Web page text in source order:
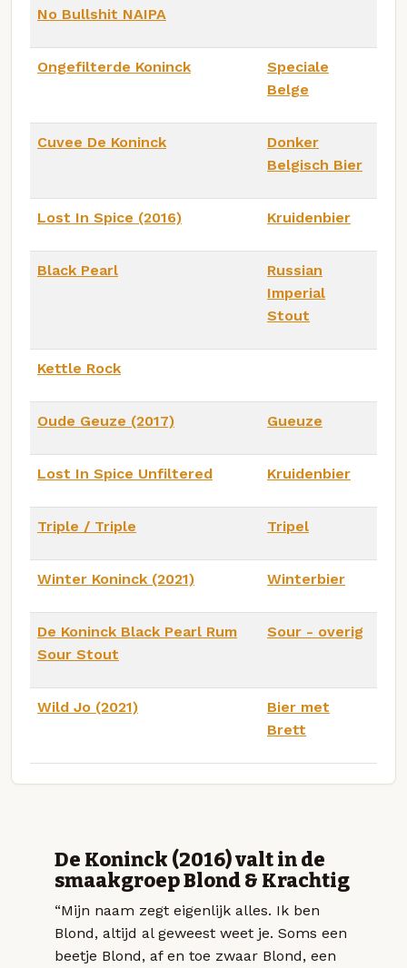
No Bullshit NAIPA
Ongefilterde Koninck
Speciale
Belge
Cuvee De Koninck
Donker
Belgisch Bier
Lost In Spice (2016) Kruidenbier
Black Pearl
Russian
Imperial
Stout
Kettle Rock
Oude Geuze (2017) Gueuze
Lost In Spice Unfiltered Kruidenbier
Triple / Triple Tripel
Winter Koninck (2021) Winterbier
De Koninck Black Pearl Rum
Sour Stout
Sour - overig
Wild Jo (2021)
Bier met
Brett
De Koninck (2016) valt in de
smaakgroep Blond & Krachtig
“Mijn naam zegt eigenlijk alles. Ik ben
Blond, altijd al geweest weet je. Soms een
beetje Blond, af en toe zwaar Blond, een